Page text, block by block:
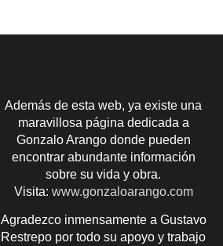
Además de esta web, ya existe una
maravillosa página dedicada a
Gonzalo Arango donde pueden
encontrar abundante información
sobre su vida y obra.
Visita: www.gonzaloarango.com
Agradezco inmensamente a Gustavo
Restrepo por todo su apoyo y trabajo